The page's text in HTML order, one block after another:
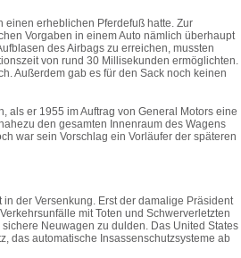
einen erheblichen Pferdefuß hatte. Zur
Vorgaben in einem Auto nämlich überhaupt
des Airbags zu erreichen, mussten
von rund 30 Millisekunden ermöglichten.
Außerdem gab es für den Sack noch keinen
als er 1955 im Auftrag von General Motors eine
den gesamten Innenraum des Wagens
war sein Vorschlag ein Vorläufer der späteren
der Versenkung. Erst der damalige Präsident
mit Toten und Schwerverletzten
Neuwagen zu dulden. Das United States
das automatische Insassenschutzsysteme ab